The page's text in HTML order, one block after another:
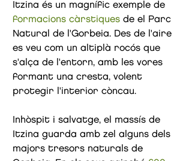
Itzina és un magnífic exemple de
formacions càrstiques de el Parc
Natural de l'Gorbeia. Des de l'aire
es veu com un altiplà rocós que
s'alça de l'entorn, amb les vores
formant una cresta, volent
protegir l'interior còncau.
Inhòspit i salvatge, el massís de
Itzina guarda amb zel alguns dels
majors tresors naturals de